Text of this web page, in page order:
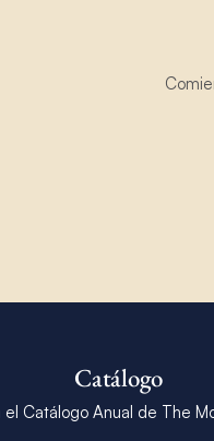
Catálogo
el Catálogo Anual de The